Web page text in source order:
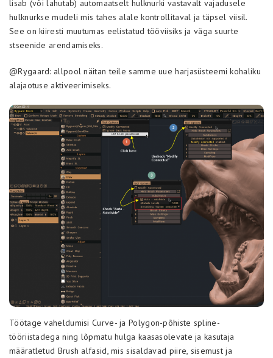
lisab (või lahutab) automaatselt hulknurki vastavalt vajadusele
hulknurkse mudeli mis tahes alale kontrollitaval ja täpsel viisil.
See on kiiresti muutumas eelistatud tööviisiks ja väga suurte
stseenide arendamiseks.
@Rygaard: allpool näitan teile samme uue harjasüsteemi kohaliku
alajaotuse aktiveerimiseks.
Töötage vaheldumisi Curve- ja Polygon-põhiste spline-
tööriistadega ning lõpmatu hulga kaasasolevate ja kasutaja
määratletud Brush alfasid, mis sisaldavad piire, sisemust ja